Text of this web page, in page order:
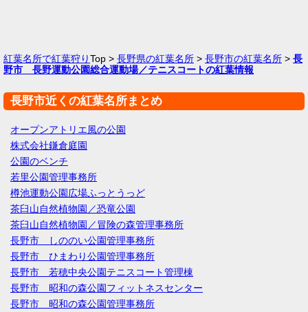
紅葉名所で紅葉狩りTop > 長野県の紅葉名所 > 長野市の紅葉名所 > 長
野市 長野運動公園総合運動場／テニスコートの紅葉情報
長野市近くの紅葉名所まとめ
オープンアトリエ風の公園
株式会社鎌倉庭園
公園のベンチ
若里公園管理事務所
樽池運動公園広場ふっとうっど
茶臼山自然植物園／恐竜公園
茶臼山自然植物園／冒険の森管理事務所
長野市 しののい公園管理事務所
長野市 ひまわり公園管理事務所
長野市 若穂中央公園テニスコート管理棟
長野市 昭和の森公園フィットネスセンター
長野市 昭和の森公園管理事務所